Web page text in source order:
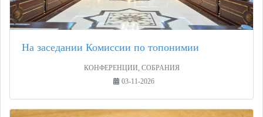
На заседании Комиссии по топонимии
КОНФЕРЕНЦИИ, СОБРАНИЯ
03-11-2026